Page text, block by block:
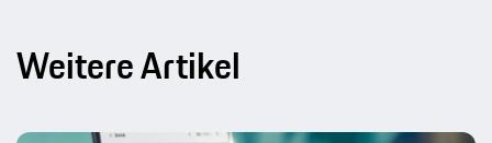
Weitere Artikel